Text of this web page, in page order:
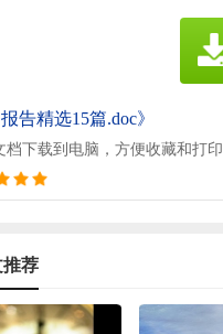
告精选15篇.doc》
档下载到电脑，方便收藏和打印
荐